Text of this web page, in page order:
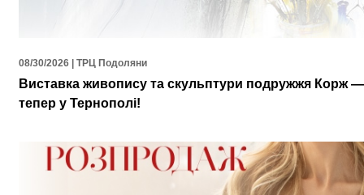
08/30/2026 | ТРЦ Подоляни
Виставка живопису та скульптури подружжя Корж —
тепер у Тернополі!